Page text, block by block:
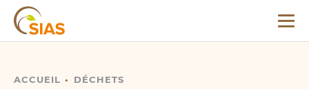
Menu
ACCUEIL DÉCHETS
PRÉSENTATION